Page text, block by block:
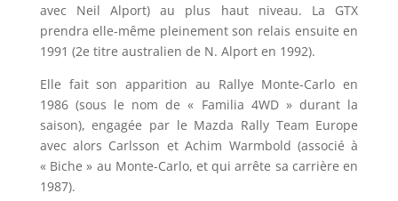
avec Neil Alport) au plus haut niveau. La GTX
prendra elle-même pleinement son relais ensuite en
1991 (2e titre australien de N. Alport en 1992).
Elle fait son apparition au Rallye Monte-Carlo en
1986 (sous le nom de « Familia 4WD » durant la
saison), engagée par le Mazda Rally Team Europe
avec alors Carlsson et Achim Warmbold (associé à
« Biche » au Monte-Carlo, et qui arrête sa carrière en
1987).